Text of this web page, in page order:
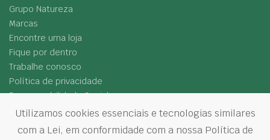
Grupo Natureza
Marcas
Encontre uma loja
Fique por dentro
Trabalhe conosco
Política de privacidade
Responsabilidade Social
Siga-nos
Utilizamos cookies essenciais e tecnologias similares
com a Lei, em conformidade com a nossa Política de